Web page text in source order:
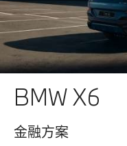
BMW X6
⾦融⽅案